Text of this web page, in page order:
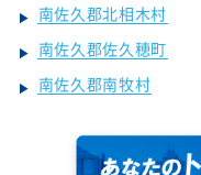
南佐久郡北相木村
南佐久郡佐久穂町
南佐久郡南牧村